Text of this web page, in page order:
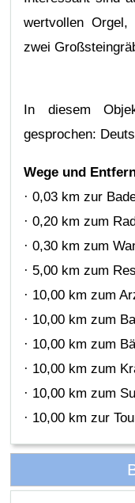
wertvollen
zwei
In diesem
gesprochen:
Wege und
· 0,03 km zur
· 0,20 km zum
· 0,30 km zum
· 5,00 km zum
· 10,00 km zum
· 10,00 km zum
· 10,00 km zum
· 10,00 km zum
· 10,00 km zum
· 10,00 km zur